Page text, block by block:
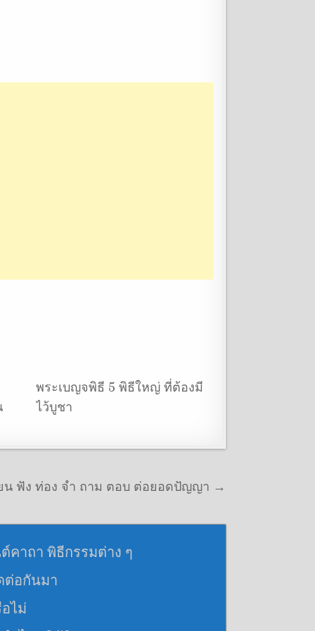
พระเบญจพิธี 5 พิธีใหญ่ ที่ต้องมี
ไว้บูชา
น ฟัง ท่อง จำ ถาม ตอบ ต่อยอดปัญญา →
คาถา พิธีกรรมต่าง ๆ
ต่อกันมา
ไม่